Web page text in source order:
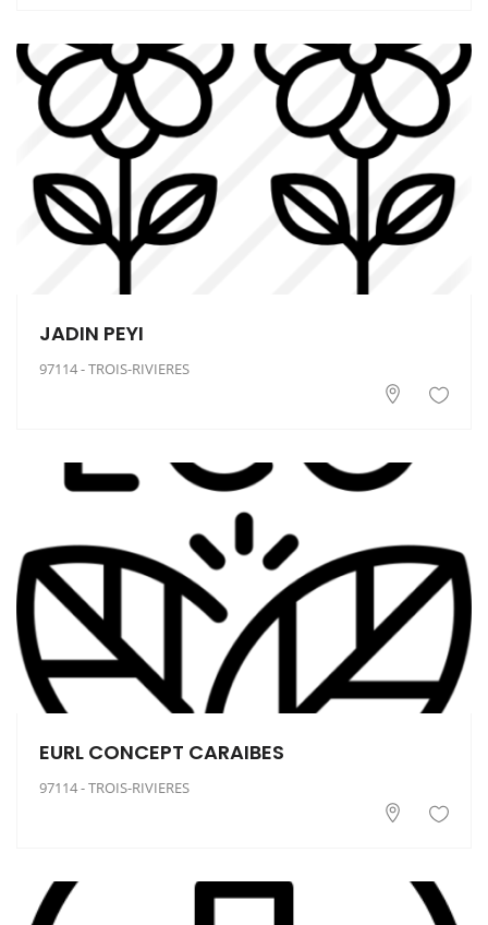
JADIN PEYI
97114 - TROIS-RIVIERES
EURL CONCEPT CARAIBES
97114 - TROIS-RIVIERES